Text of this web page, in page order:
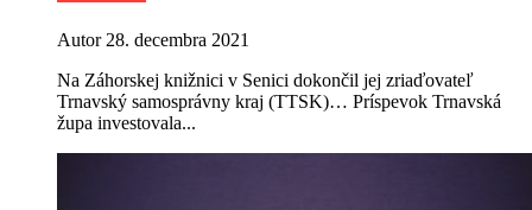
Autor 28. decembra 2021
Na Záhorskej knižnici v Senici dokončil jej zriaďovateľ
Trnavský samosprávny kraj (TTSK)… Príspevok Trnavská
župa investovala...